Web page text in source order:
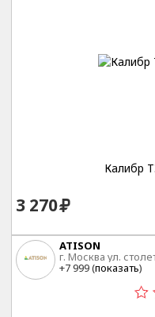
Калибр
3 270
ATISON
г. Москва ул.
+7 999 (показать)